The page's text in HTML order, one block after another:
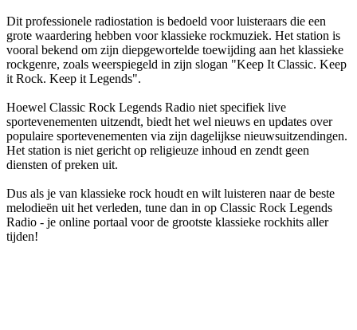
Dit professionele radiostation is bedoeld voor luisteraars die een
grote waardering hebben voor klassieke rockmuziek. Het station is
vooral bekend om zijn diepgewortelde toewijding aan het klassieke
rockgenre, zoals weerspiegeld in zijn slogan "Keep It Classic. Keep
it Rock. Keep it Legends".
Hoewel Classic Rock Legends Radio niet specifiek live
sportevenementen uitzendt, biedt het wel nieuws en updates over
populaire sportevenementen via zijn dagelijkse nieuwsuitzendingen.
Het station is niet gericht op religieuze inhoud en zendt geen
diensten of preken uit.
Dus als je van klassieke rock houdt en wilt luisteren naar de beste
melodieën uit het verleden, tune dan in op Classic Rock Legends
Radio - je online portaal voor de grootste klassieke rockhits aller
tijden!